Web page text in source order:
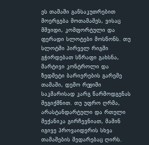
ეს თამაში განსაკუთრებით
მოერგება მოთამაშეს, ვისაც
მშვიდი, კომფორტული და
ფერადი სლოტები მოსწონს. თუ
სლოტში პირველ რიგში
გჭირდებათ სწრაფი გახსნა,
მარტივი კონტროლი და
ზედმეტი ბარიერების გარეშე
თამაში, დემო რეჟიმი
საკმარისად კარგ წარმოდგენას
შეგიქმნით. თუ უფრო ღრმა,
არასტანდარტული და რთული
მექანიკა გირჩევნიათ, მაშინ
იგივე პროვაიდერის სხვა
თამაშების შედარებაც ღირს.